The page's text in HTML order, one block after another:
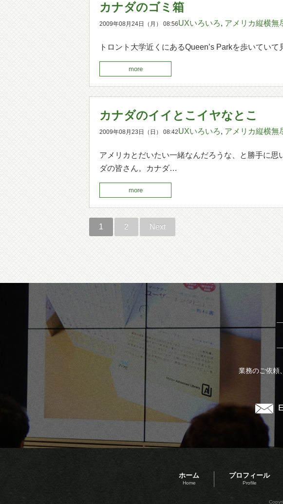
カナダのゴミ箱
2009年08月24日（月） 08:56UXいろいろ, アメリカ縦横無
トロント大学近くにあるQueen’s Parkを歩いてい
more
カナダのイイとこイヤなとこ
2009年08月23日（日） 08:42UXいろいろ, アメリカ縦横無
アメリカとだいたい一緒なんだろうな、と勝手に
ダの皆さん。カナダ…
more
1 2 Next
業務のご依頼
ホーム
Home
プロフィール
Profile